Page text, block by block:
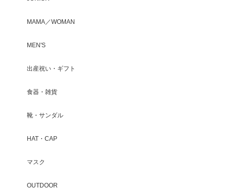
MAMA／WOMAN
MEN'S
出産祝い・ギフト
食器・雑貨
靴・サンダル
HAT・CAP
マスク
OUTDOOR